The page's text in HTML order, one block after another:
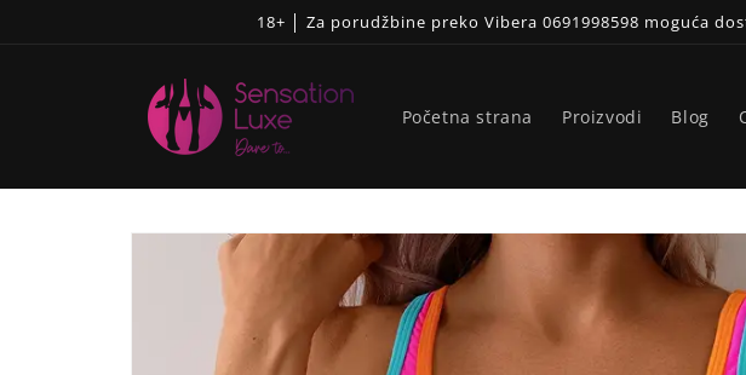
18+ │ Za porudžbine preko Vibera 0691998598 moguća
Početna strana Proizvodi Blog
Skip to
product